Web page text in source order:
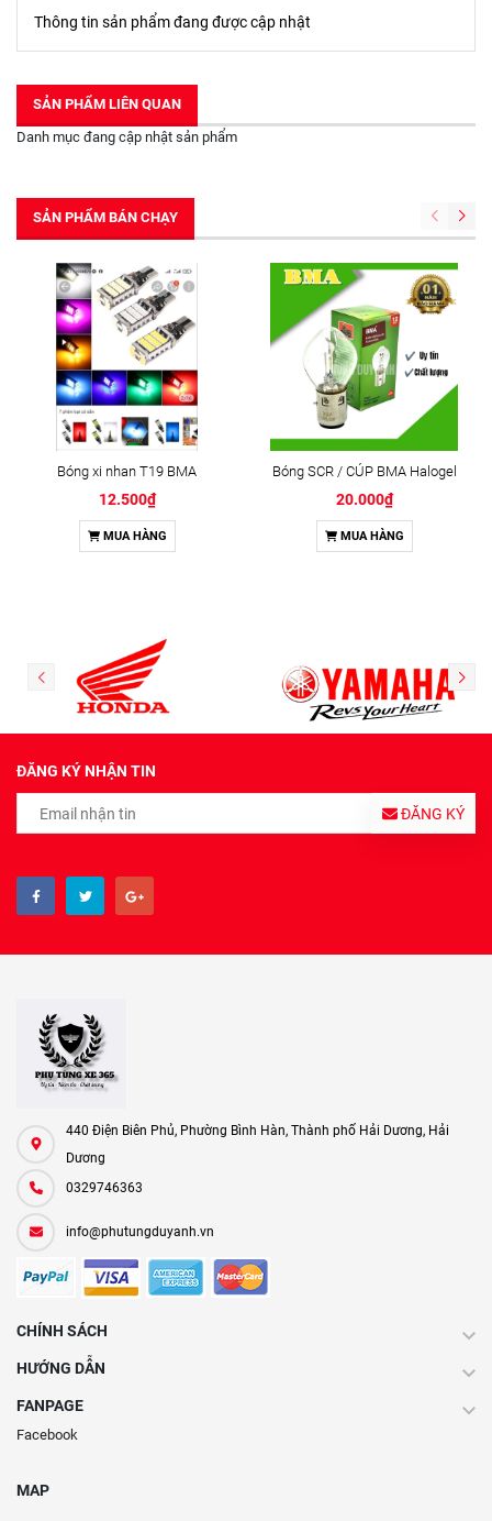
Thông tin sản phẩm đang được cập nhật
SẢN PHẨM LIÊN QUAN
Danh mục đang cập nhật sản phẩm
SẢN PHẨM BÁN CHẠY
Bóng xi nhan T19 BMA
12.500₫
MUA HÀNG
Bóng SCR / CÚP BMA Halogel
20.000₫
MUA HÀNG
ĐĂNG KÝ NHẬN TIN
ĐĂNG KÝ
440 Điện Biên Phủ, Phường Bình Hàn, Thành phố Hải Dương, Hải
Dương
0329746363
info@phutungduyanh.vn
CHÍNH SÁCH
HƯỚNG DẪN
FANPAGE
Facebook
MAP